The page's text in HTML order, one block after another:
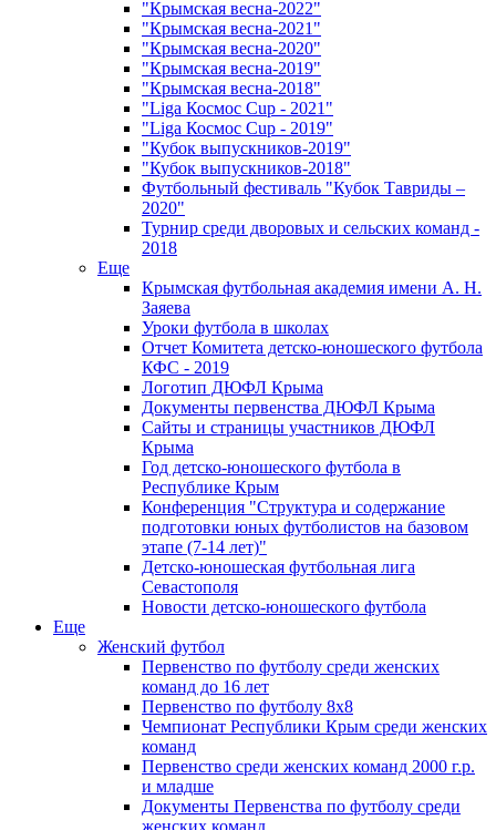
"Крымская весна-2022"
"Крымская весна-2021"
"Крымская весна-2020"
"Крымская весна-2019"
"Крымская весна-2018"
"Liga Космос Cup - 2021"
"Liga Космос Cup - 2019"
"Кубок выпускников-2019"
"Кубок выпускников-2018"
Футбольный фестиваль "Кубок Тавриды –
2020"
Турнир среди дворовых и сельских команд -
2018
Еще
Крымская футбольная академия имени А. Н.
Заяева
Уроки футбола в школах
Отчет Комитета детско-юношеского футбола
КФС - 2019
Логотип ДЮФЛ Крыма
Документы первенства ДЮФЛ Крыма
Сайты и страницы участников ДЮФЛ
Крыма
Год детско-юношеского футбола в
Республике Крым
Конференция "Структура и содержание
подготовки юных футболистов на базовом
этапе (7-14 лет)"
Детско-юношеская футбольная лига
Севастополя
Новости детско-юношеского футбола
Еще
Женский футбол
Первенство по футболу среди женских
команд до 16 лет
Первенство по футболу 8х8
Чемпионат Республики Крым среди женских
команд
Первенство среди женских команд 2000 г.р.
и младше
Документы Первенства по футболу среди
женских команд